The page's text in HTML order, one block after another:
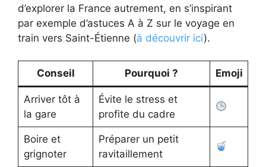
d’explorer la France autrement, en s’inspirant
par exemple d’astuces A à Z sur le voyage en
train vers Saint-Étienne (à découvrir ici).
Conseil Pourquoi ? Emoji
Arriver tôt à
la gare
Évite le stress et
profite du cadre
Boire et
grignoter
Préparer un petit
ravitaillement